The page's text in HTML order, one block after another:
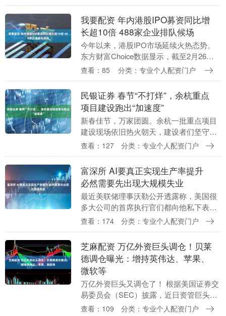
大基地。（CCT....
我要配资 年内港股IPO募资同比增
长超10倍 488家企业排队候场
今年以来，港股IPO市场延续火热态势。
东方财富Choice数据显示，截至2月26
日，年内已有24家企业完成港股IPO，同
查看：85 分类：专业个人配资门户
民银证券 春节“不打烊”，余杭重点
项目建设跑出“加速度”
新春佳节，万家团圆。余杭一批重点项目
建设现场依旧热火朝天，建设者们坚守岗
位、抢抓工期，以“春节不停工”的奋斗姿
里别样的风景。....
查看：127 分类：专业个人配资门户
富深所 AI要真正实现生产率提升
必然需要先出现大规模失业
最近美联储理事沃勒公开透露称，美国很
多大公司的首席执行官们都向他私下表示
人工智能将导致大量裁员。 很多人都对这
前的发展水平和....
查看：174 分类：专业个人配资门户
芝麻配资 万亿外资巨头调仓！贝莱
德调仓曝光：增持英伟达、苹果、
微软等
万亿外资巨头又调仓了！ 根据美国证券交
易委员会（SEC）披露，近日资管巨头贝
莱德递交了截至2025年12月31日的第四季
查看：109 分类：专业个人配资门户